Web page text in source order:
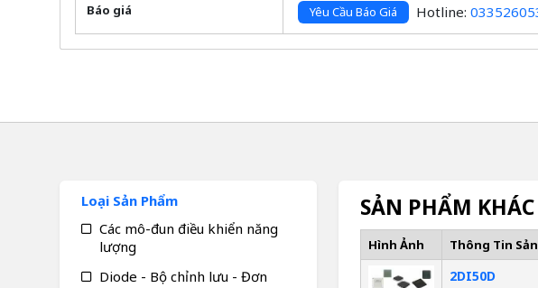
Báo giá Yêu Cầu Báo Giá Hotline:
SẢN PHẨM KHÁC
Hình Ảnh Thông Tin
2DI50D
Loại Sản Phẩm
Các mô-đun điều khiển năng
lượng
Diode - Bộ chỉnh lưu - Đơn